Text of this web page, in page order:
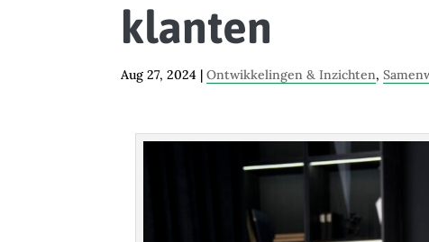
klanten
Aug 27, 2024 |Ontwikkelingen & Inzichten,